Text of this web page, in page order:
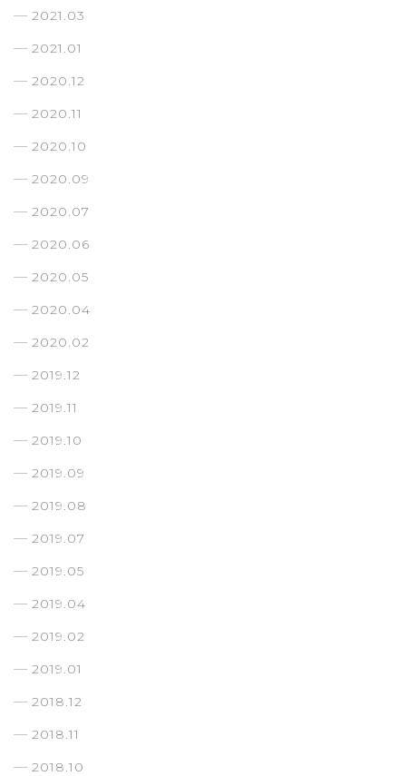
2021.03
2021.01
2020.12
2020.11
2020.10
2020.09
2020.07
2020.06
2020.05
2020.04
2020.02
2019.12
2019.11
2019.10
2019.09
2019.08
2019.07
2019.05
2019.04
2019.02
2019.01
2018.12
2018.11
2018.10